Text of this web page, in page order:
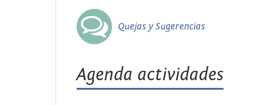
Quejas y Sugerencias
Agenda actividades